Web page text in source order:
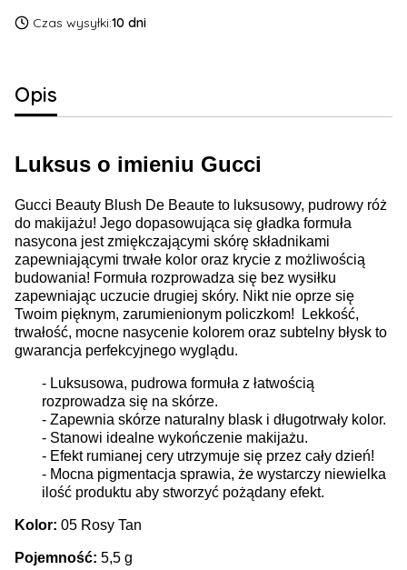
Czas wysyłki:10 dni
Opis
Luksus o imieniu Gucci
Gucci Beauty Blush De Beaute to luksusowy, pudrowy róż
do makijażu! Jego dopasowująca się gładka formuła
nasycona jest zmiękczającymi skórę składnikami
zapewniającymi trwałe kolor oraz krycie z możliwością
budowania! Formuła rozprowadza się bez wysiłku
zapewniając uczucie drugiej skóry. Nikt nie oprze się
Twoim pięknym, zarumienionym policzkom! Lekkość,
trwałość, mocne nasycenie kolorem oraz subtelny błysk to
gwarancja perfekcyjnego wyglądu.
- Luksusowa, pudrowa formuła z łatwością
rozprowadza się na skórze.
- Zapewnia skórze naturalny blask i długotrwały kolor.
- Stanowi idealne wykończenie makijażu.
- Efekt rumianej cery utrzymuje się przez cały dzień!
- Mocna pigmentacja sprawia, że wystarczy niewielka
ilość produktu aby stworzyć pożądany efekt.
Kolor: 05 Rosy Tan
Pojemność: 5,5 g